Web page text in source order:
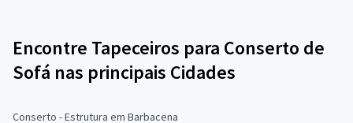
Encontre Tapeceiros para Conserto de
Sofá nas principais Cidades
Conserto - Estrutura em Barbacena